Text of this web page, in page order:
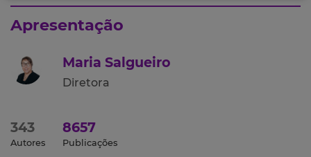
Apresentação
Maria Salgueiro
Diretora
343
Autores
8657
Publicações